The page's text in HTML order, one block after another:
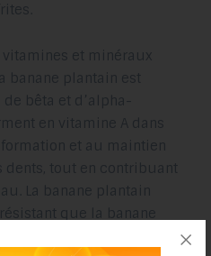
et minéraux
banane plantain est
bêta et d’alpha-
en vitamine A dans
et au maintien
dents, tout en contribuant
La banane plantain
que la banane